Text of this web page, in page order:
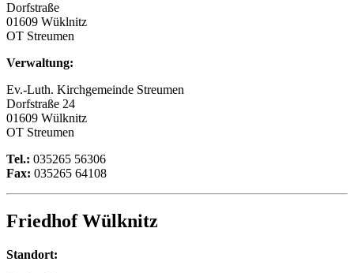
Dorfstraße
01609 Wüklnitz
OT Streumen
Verwaltung:
Ev.-Luth. Kirchgemeinde Streumen
Dorfstraße 24
01609 Wülknitz
OT Streumen
Tel.: 035265 56306
Fax: 035265 64108
Friedhof Wülknitz
Standort: